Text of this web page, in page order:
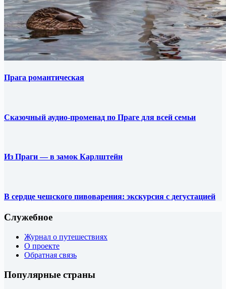
Прага романтическая
Сказочный аудио-променад по Праге для всей семьи
Из Праги — в замок Карлштейн
В сердце чешского пивоварения: экскурсия с дегустацией
Служебное
Журнал о путешествиях
О проекте
Обратная связь
Популярные страны